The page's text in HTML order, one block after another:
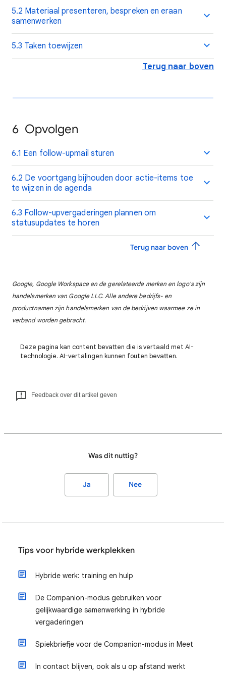
5.2 Materiaal presenteren, bespreken en eraan
samenwerken
5.3 Taken toewijzen
Terug naar boven
6 Opvolgen
6.1 Een follow-upmail sturen
6.2 De voortgang bijhouden door actie-items toe
te wijzen in de agenda
6.3 Follow-upvergaderingen plannen om
statusupdates te horen
Terug naar boven
Google, Google Workspace en de gerelateerde merken en logo's zijn
handelsmerken van Google LLC. Alle andere bedrijfs- en
productnamen zijn handelsmerken van de bedrijven waarmee ze in
verband worden gebracht.
Deze pagina kan content bevatten die is vertaald met AI-
technologie. AI-vertalingen kunnen fouten bevatten.
Feedback over dit artikel geven
Was dit nuttig?
Ja Nee
Tips voor hybride werkplekken
Hybride werk: training en hulp
De Companion-modus gebruiken voor
gelijkwaardige samenwerking in hybride
vergaderingen
Spiekbriefje voor de Companion-modus in Meet
In contact blijven, ook als u op afstand werkt